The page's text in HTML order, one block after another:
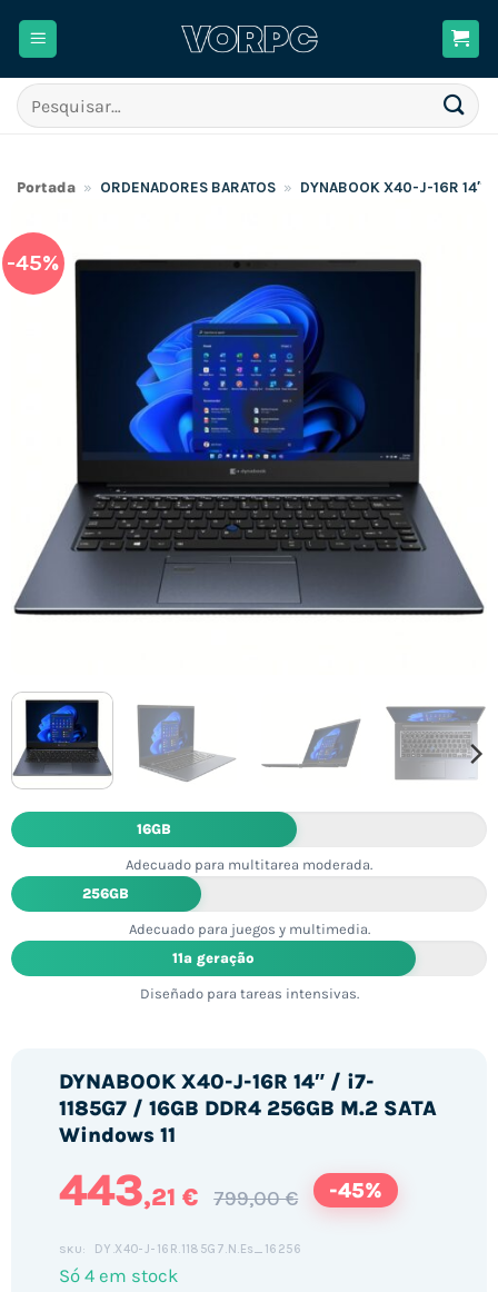
Pesquisar
por:
Portada » ORDENADORES BARATOS » DYNABOOK X40-J-16R 14″
-45%
16GB
Adecuado para multitarea moderada.
256GB
Adecuado para juegos y multimedia.
11ª geração
Diseñado para tareas intensivas.
DYNABOOK X40-J-16R 14″ / i7-
1185G7 / 16GB DDR4 256GB M.2 SATA
Windows 11
443,21 € 799,00 € -45%
SKU: DY.X40-J-16R.1185G7.N.Es_16256
Só 4 em stock